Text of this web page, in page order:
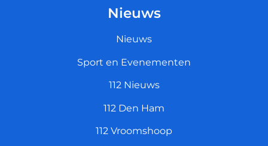
Nieuws
Nieuws
Sport en Evenementen
112 Nieuws
112 Den Ham
112 Vroomshoop